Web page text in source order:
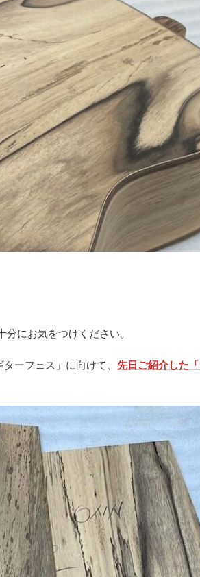
にお気をつけください。
ーフェス」に向けて、 先日ご紹介した「